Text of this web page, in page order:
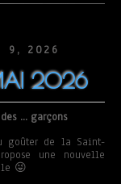
9, 2026
MAI 2026
… garçons
goûter de la Saint-
une nouvelle
😜